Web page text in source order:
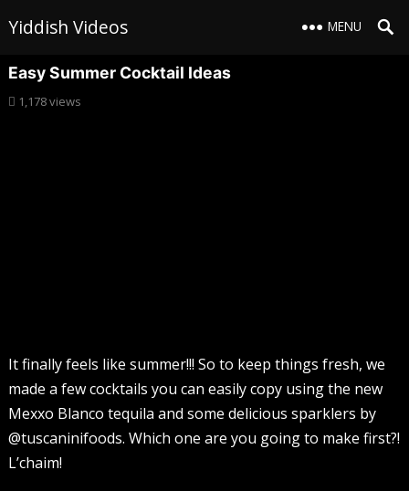
Yiddish Videos MENU
Easy Summer Cocktail Ideas
1,178views
It finally feels like summer!!! So to keep things fresh, we
made a few cocktails you can easily copy using the new
Mexxo Blanco tequila and some delicious sparklers by
@tuscaninifoods. Which one are you going to make first?!
L’chaim!